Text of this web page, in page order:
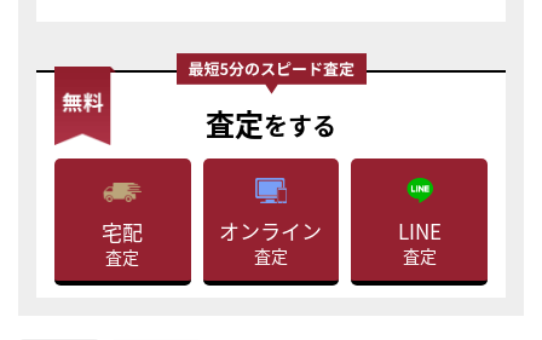
査定をする
宅配
査定
オンライン
査定
LINE
査定